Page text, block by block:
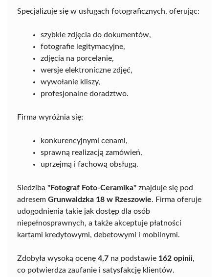
Specjalizuje się w usługach fotograficznych, oferując:
szybkie zdjęcia do dokumentów,
fotografie legitymacyjne,
zdjęcia na porcelanie,
wersje elektroniczne zdjęć,
wywołanie kliszy,
profesjonalne doradztwo.
Firma wyróżnia się:
konkurencyjnymi cenami,
sprawną realizacją zamówień,
uprzejmą i fachową obsługą.
Siedziba "Fotograf Foto-Ceramika" znajduje się pod
adresem Grunwaldzka 18 w Rzeszowie. Firma oferuje
udogodnienia takie jak dostęp dla osób
niepełnosprawnych, a także akceptuje płatności
kartami kredytowymi, debetowymi i mobilnymi.
Zdobyła wysoką ocenę 4,7 na podstawie 162 opinii,
co potwierdza zaufanie i satysfakcję klientów.